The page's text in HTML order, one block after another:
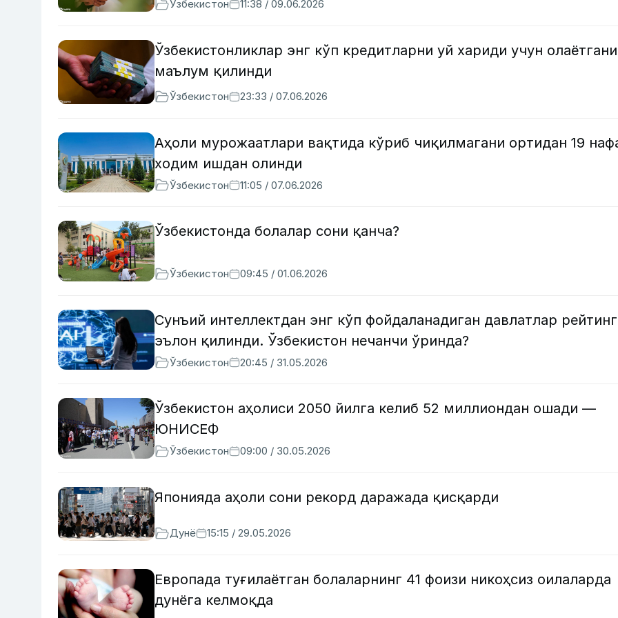
Ўзбекистон 11:38 / 09.06.2026
Ўзбекистонликлар энг кўп кредитларни уй хариди учун олаётгани
маълум қилинди
Ўзбекистон 23:33 / 07.06.2026
Аҳоли мурожаатлари вақтида кўриб чиқилмагани ортидан 19
ходим ишдан олинди
Ўзбекистон 11:05 / 07.06.2026
Ўзбекистонда болалар сони қанча?
Ўзбекистон 09:45 / 01.06.2026
Сунъий интеллектдан энг кўп фойдаланадиган давлатлар
эълон қилинди. Ўзбекистон нечанчи ўринда?
Ўзбекистон 20:45 / 31.05.2026
Ўзбекистон аҳолиси 2050 йилга келиб 52 миллиондан ошади —
ЮНИСЕФ
Ўзбекистон 09:00 / 30.05.2026
Японияда аҳоли сони рекорд даражада қисқарди
Дунё 15:15 / 29.05.2026
Европада туғилаётган болаларнинг 41 фоизи никоҳсиз оилаларда
дунёга келмоқда